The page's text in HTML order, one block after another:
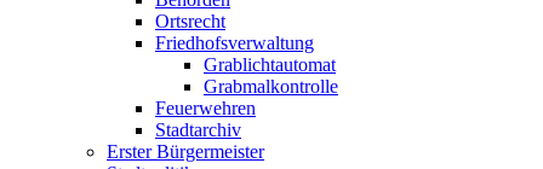
Ortsrecht
Friedhofsverwaltung
Grablichtautomat
Grabmalkontrolle
Feuerwehren
Stadtarchiv
Erster Bürgermeister